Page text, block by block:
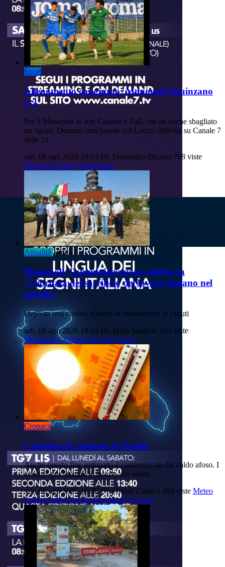
Sport
Allenamento congiunto: Monopoli-Squinzano
2-2
Per il Monopoli in rete Capone e Fall, che ha anche sbagliato
un rigore. Domani amichevole col Lecce: differita su Canale 7
dalle 21
sab, 08 ago 2026 19:53 Di: Domenico Dicarlo 708 viste
Monopoli-Calcio Squinzano
Attualità Video
Monopoli: l'amministrazione celebra la
"Giornata del sacrificio del lavoro italiano nel
mondo"
Deposta una corona d'alloro al monumento ai caduti
sab, 08 ago 2026 18:24 Di: Mino Spalluto 333 viste
Monopoli Giornata-Dei-Lavoratori
Cronaca
Continua la canicola in Puglia
Anche questo fine settimana è caratterizzato dal caldo afoso. I
consigli per limitare le insidie alla salute.
sab, 08 ago 2026 16:38 Di: Gianni Catucci 484 viste Meteo
Puglia Caldo-Torrido Previsioni Cronaca